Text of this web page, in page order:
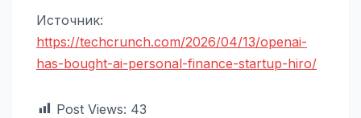
Источник:
https://techcrunch.com/2026/04/13/openai-
has-bought-ai-personal-finance-startup-hiro/
Post Views: 43